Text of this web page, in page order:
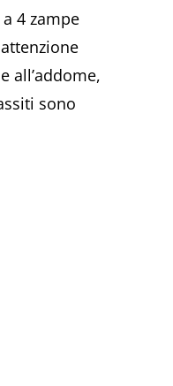
4 zampe
all’addome,
sono